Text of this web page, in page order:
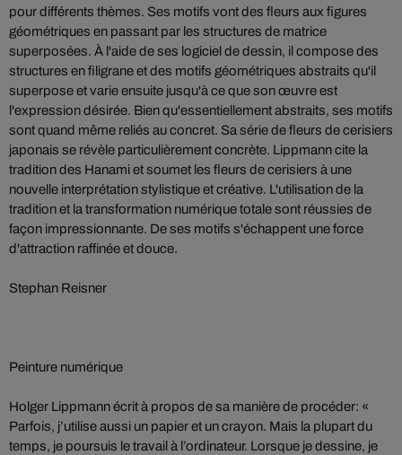
pour différents thèmes. Ses motifs vont des fleurs aux figures
géométriques en passant par les structures de matrice
superposées. À l'aide de ses logiciel de dessin, il compose des
structures en filigrane et des motifs géométriques abstraits qu'il
superpose et varie ensuite jusqu'à ce que son œuvre est
l'expression désirée. Bien qu'essentiellement abstraits, ses motifs
sont quand même reliés au concret. Sa série de fleurs de cerisiers
japonais se révèle particulièrement concrète. Lippmann cite la
tradition des Hanami et soumet les fleurs de cerisiers à une
nouvelle interprétation stylistique et créative. L'utilisation de la
tradition et la transformation numérique totale sont réussies de
façon impressionnante. De ses motifs s'échappent une force
d'attraction raffinée et douce.
Stephan Reisner
Peinture numérique
Holger Lippmann écrit à propos de sa manière de procéder: «
Parfois, j’utilise aussi un papier et un crayon. Mais la plupart du
temps, je poursuis le travail à l’ordinateur. Lorsque je dessine, je